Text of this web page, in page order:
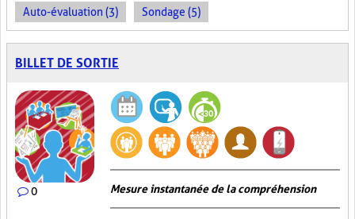
Auto-évaluation (3) Sondage (5)
BILLET DE SORTIE
0 Mesure instantanée de la compréhension